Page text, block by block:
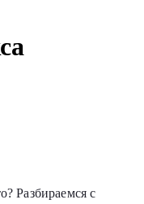
Разбираемся с